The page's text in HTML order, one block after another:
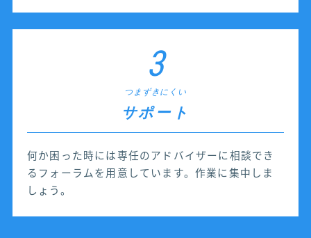
3
つまずきにくい
サポート
何か困った時には専任のアドバイザーに相談でき
るフォーラムを用意しています。作業に集中しま
しょう。